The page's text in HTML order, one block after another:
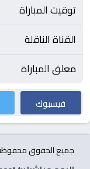
توقيت المباراة
القناة الناقلة
معلق المباراة
فيسبوك
جميع الحقوق